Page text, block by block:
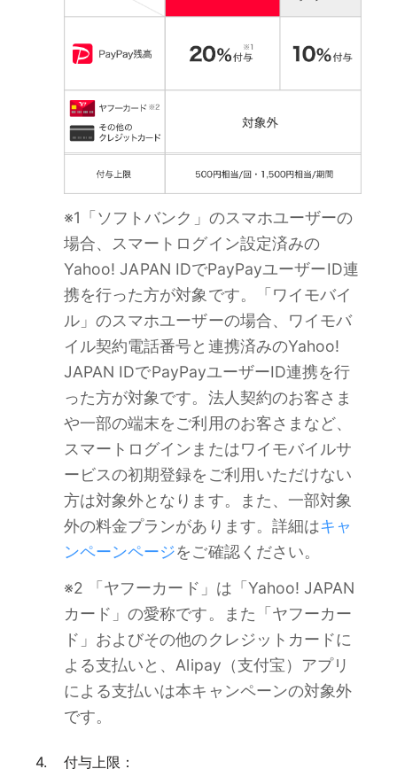
※1「ソフトバンク」のスマホユーザーの
場合、スマートログイン設定済みの
Yahoo! JAPAN IDでPayPayユーザーID連
携を行った方が対象です。「ワイモバイ
ル」のスマホユーザーの場合、ワイモバ
イル契約電話番号と連携済みのYahoo!
JAPAN IDでPayPayユーザーID連携を行
った方が対象です。法人契約のお客さま
や一部の端末をご利用のお客さまなど、
スマートログインまたはワイモバイルサ
ービスの初期登録をご利用いただけない
方は対象外となります。また、一部対象
外の料金プランがあります。詳細はキャ
ンペーンページをご確認ください。
※2 「ヤフーカード」は「Yahoo! JAPAN
カード」の愛称です。また「ヤフーカー
ド」およびその他のクレジットカードに
よる支払いと、Alipay（支付宝）アプリ
による支払いは本キャンペーンの対象外
です。
付与上限：